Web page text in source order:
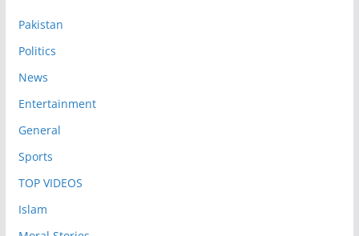
Pakistan
Politics
News
Entertainment
General
Sports
TOP VIDEOS
Islam